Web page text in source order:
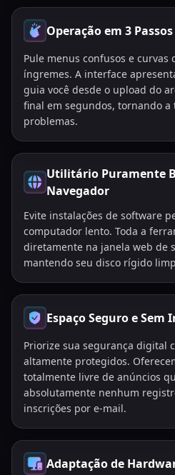
Operação em 3
Pule menus confusos e curvas
íngremes. A interface
guia você desde o upload do
final em segundos, tornando
problemas.
Utilitário Puramente
Navegador
Evite instalações de software
computador lento. Toda a
diretamente na janela web de
mantendo seu disco rígido
Espaço Seguro e Sem
Priorize sua segurança digital
altamente protegidos.
totalmente livre de anúncios
absolutamente nenhum
inscrições por e-mail.
Adaptação de